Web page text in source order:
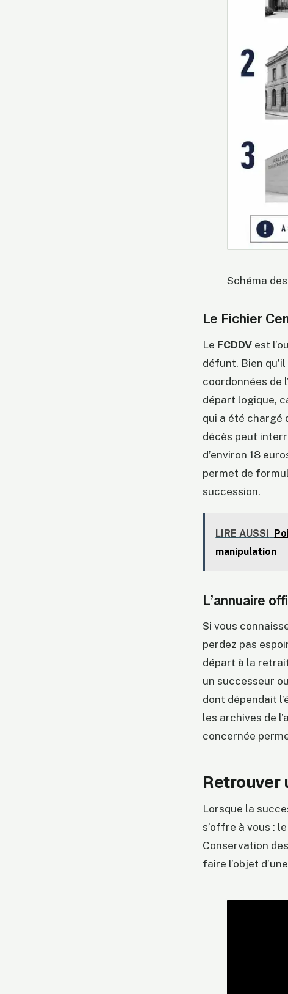
Schéma
Le Fichier
Le FCDDV est
défunt. Bien
coordonnées de
départ logique,
qui a été chargé
décès peut
d’environ 18
permet de
succession.
LIRE AUSSI
manipulation
L’annuaire
Si vous
perdez pas
départ à la
un successeur
dont dépendait
les archives de
concernée
Retrouver
Lorsque la
s’offre à vous :
Conservation
faire l’objet